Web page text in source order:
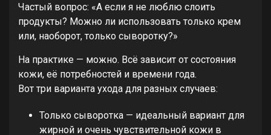
Частый вопрос: «А если я не люблю слоить
продукты? Можно ли использовать только крем
или, наоборот, только сыворотку?»
На практике — можно. Всё зависит от состояния
кожи, её потребностей и времени года.
Вот три варианта ухода для разных случаев:
Только сыворотка — идеальный вариант для
жирной и очень чувствительной кожи в